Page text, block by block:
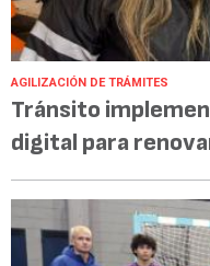
AGILIZACIÓN DE TRÁMITES
Tránsito
digital para